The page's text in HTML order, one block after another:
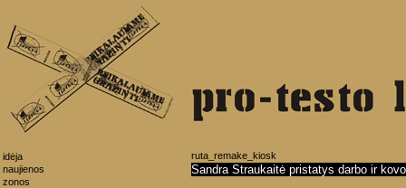
idėja
naujienos
zonos
ruta_remake_kiosk
Sandra Straukaitė pristatys darbo ir